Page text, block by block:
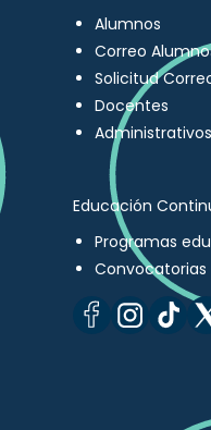
Alumnos
Correo
Solicitud
Docentes
Administrativos
Educación
Programas
Convocatorias